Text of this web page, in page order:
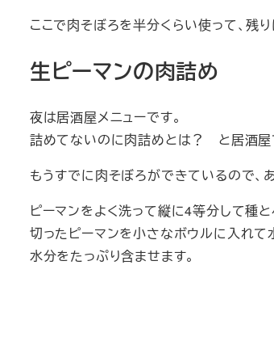
ここで肉そぼろを半分くらい使って、残
生ピーマンの肉詰め
夜は居酒屋メニューです。
詰めてないのに肉詰めとは？ と居酒屋
もうすでに肉そぼろができているので、
ピーマンをよく洗って縦に4等分して種と
切ったピーマンを小さなボウルに入れて
水分をたっぷり含ませます。